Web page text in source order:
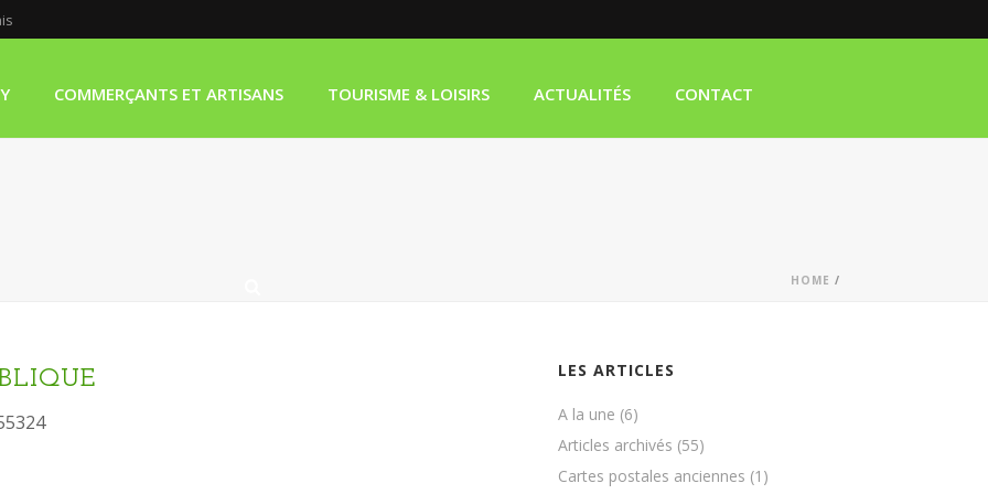
COMMERÇANTS ET ARTISANS TOURISME & LOISIRS ACTUALITÉS CONTACT
HOME /
LES ARTICLES
A la une (6)
Articles archivés (55)
Cartes postales anciennes (1)